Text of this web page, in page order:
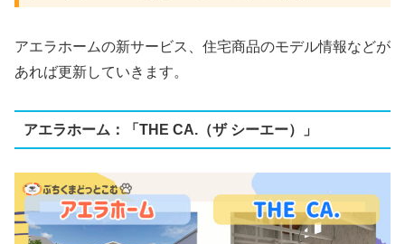
アエラホームの新サービス、住宅商品のモデル情報などが
あれば更新していきます。
アエラホーム：「THE CA.（ザ シーエー）」